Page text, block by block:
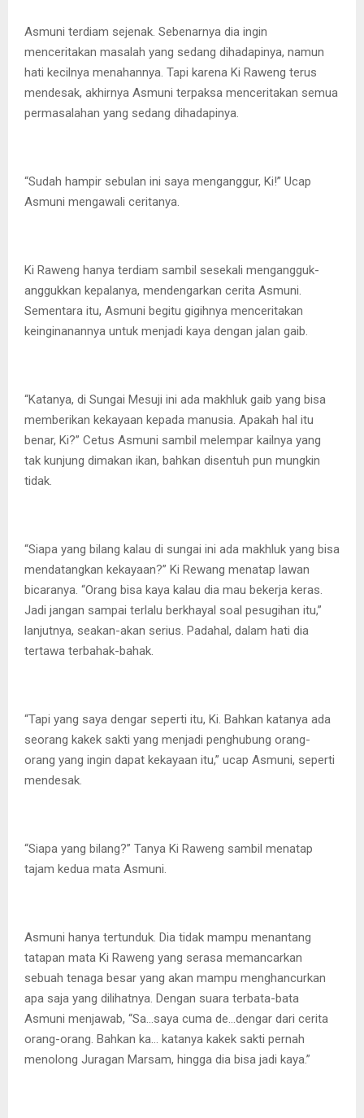
Asmuni terdiam sejenak. Sebenarnya dia ingin
menceritakan masalah yang sedang dihadapinya, namun
hati kecilnya menahannya. Tapi karena Ki Raweng terus
mendesak, akhirnya Asmuni terpaksa menceritakan semua
permasalahan yang sedang dihadapinya.
“Sudah hampir sebulan ini saya menganggur, Ki!” Ucap
Asmuni mengawali ceritanya.
Ki Raweng hanya terdiam sambil sesekali mengangguk-
anggukkan kepalanya, mendengarkan cerita Asmuni.
Sementara itu, Asmuni begitu gigihnya menceritakan
keinginanannya untuk menjadi kaya dengan jalan gaib.
“Katanya, di Sungai Mesuji ini ada makhluk gaib yang bisa
memberikan kekayaan kepada manusia. Apakah hal itu
benar, Ki?” Cetus Asmuni sambil melempar kailnya yang
tak kunjung dimakan ikan, bahkan disentuh pun mungkin
tidak.
“Siapa yang bilang kalau di sungai ini ada makhluk yang bisa
mendatangkan kekayaan?” Ki Rewang menatap lawan
bicaranya. “Orang bisa kaya kalau dia mau bekerja keras.
Jadi jangan sampai terlalu berkhayal soal pesugihan itu,”
lanjutnya, seakan-akan serius. Padahal, dalam hati dia
tertawa terbahak-bahak.
“Tapi yang saya dengar seperti itu, Ki. Bahkan katanya ada
seorang kakek sakti yang menjadi penghubung orang-
orang yang ingin dapat kekayaan itu,” ucap Asmuni, seperti
mendesak.
“Siapa yang bilang?” Tanya Ki Raweng sambil menatap
tajam kedua mata Asmuni.
Asmuni hanya tertunduk. Dia tidak mampu menantang
tatapan mata Ki Raweng yang serasa memancarkan
sebuah tenaga besar yang akan mampu menghancurkan
apa saja yang dilihatnya. Dengan suara terbata-bata
Asmuni menjawab, “Sa…saya cuma de…dengar dari cerita
orang-orang. Bahkan ka… katanya kakek sakti pernah
menolong Juragan Marsam, hingga dia bisa jadi kaya.”